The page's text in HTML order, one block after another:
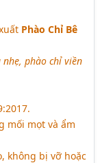
Phào Chỉ Bê
nhẹ, phào chỉ viền
mối mọt và ẩm
không bị vỡ hoặc